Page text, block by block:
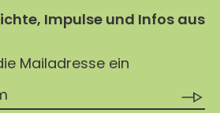
Impulse und Infos aus
Mailadresse ein